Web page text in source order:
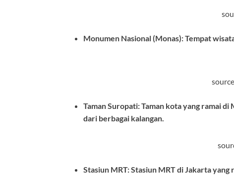
Monumen Nasional (Monas): Tempat
Taman Suropati: Taman kota yang ramai
dari berbagai kalangan.
Stasiun MRT: Stasiun MRT di Jakarta